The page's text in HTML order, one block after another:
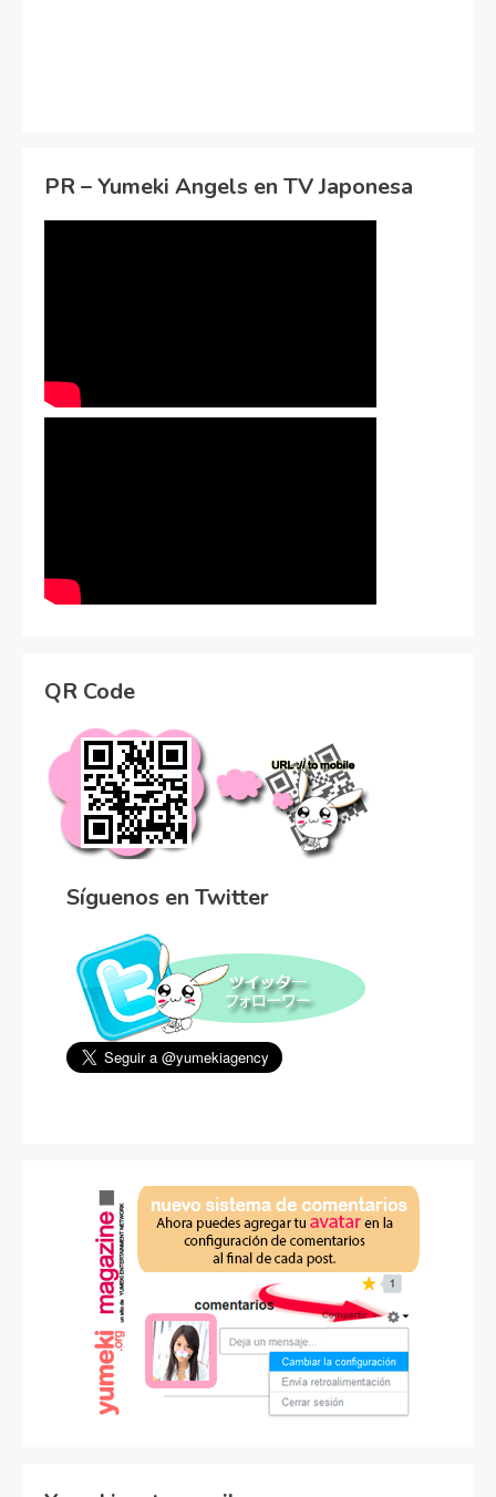
PR – Yumeki Angels en TV Japonesa
QR Code
Síguenos en Twitter